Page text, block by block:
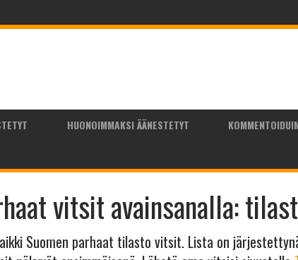
HUONOIMMAKSI ÄÄNESTETYT
vitsit avainsanalla:
Suomen parhaat tilasto vitsit. Lista on